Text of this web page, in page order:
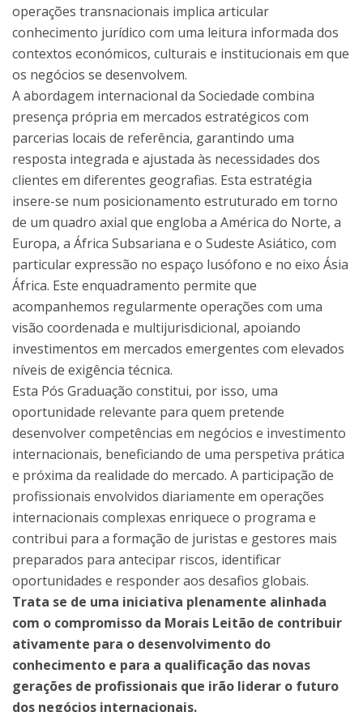
operações transnacionais implica articular
conhecimento jurídico com uma leitura informada dos
contextos económicos, culturais e institucionais em que
os negócios se desenvolvem.
A abordagem internacional da Sociedade combina
presença própria em mercados estratégicos com
parcerias locais de referência, garantindo uma
resposta integrada e ajustada às necessidades dos
clientes em diferentes geografias. Esta estratégia
insere-se num posicionamento estruturado em torno
de um quadro axial que engloba a América do Norte, a
Europa, a África Subsariana e o Sudeste Asiático, com
particular expressão no espaço lusófono e no eixo Ásia
África. Este enquadramento permite que
acompanhemos regularmente operações com uma
visão coordenada e multijurisdicional, apoiando
investimentos em mercados emergentes com elevados
níveis de exigência técnica.
Esta Pós Graduação constitui, por isso, uma
oportunidade relevante para quem pretende
desenvolver competências em negócios e investimento
internacionais, beneficiando de uma perspetiva prática
e próxima da realidade do mercado. A participação de
profissionais envolvidos diariamente em operações
internacionais complexas enriquece o programa e
contribui para a formação de juristas e gestores mais
preparados para antecipar riscos, identificar
oportunidades e responder aos desafios globais.
Trata se de uma iniciativa plenamente alinhada
com o compromisso da Morais Leitão de contribuir
ativamente para o desenvolvimento do
conhecimento e para a qualificação das novas
gerações de profissionais que irão liderar o futuro
dos negócios internacionais.